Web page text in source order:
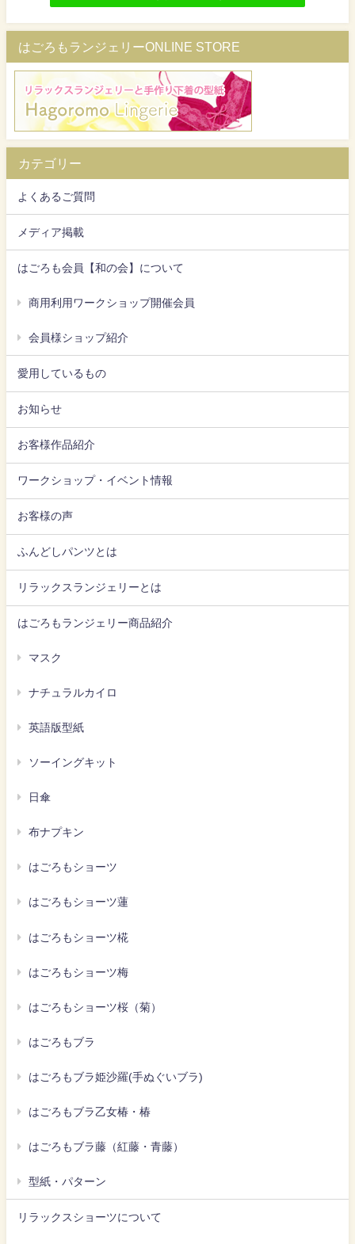
はごろもランジェリーONLINE STORE
カテゴリー
よくあるご質問
メディア掲載
はごろも会員【和の会】について
商用利用ワークショップ開催会員
会員様ショップ紹介
愛用しているもの
お知らせ
お客様作品紹介
ワークショップ・イベント情報
お客様の声
ふんどしパンツとは
リラックスランジェリーとは
はごろもランジェリー商品紹介
マスク
ナチュラルカイロ
英語版型紙
ソーイングキット
日傘
布ナプキン
はごろもショーツ
はごろもショーツ蓮
はごろもショーツ椛
はごろもショーツ梅
はごろもショーツ桜（菊）
はごろもブラ
はごろもブラ姫沙羅(手ぬぐいブラ)
はごろもブラ乙女椿・椿
はごろもブラ藤（紅藤・青藤）
型紙・パターン
リラックスショーツについて